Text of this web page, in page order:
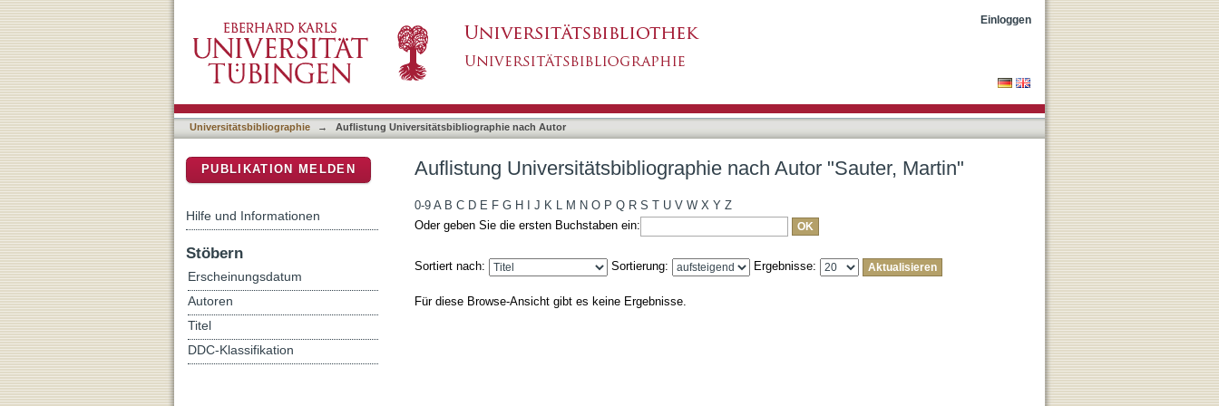
Einloggen
Universitätsbibliographie → Auflistung Universitätsbibliographie nach Autor
Auflistung Universitätsbibliographie nach Autor "Sauter, Martin"
0-9 A B C D E F G H J K L M N O P Q R S T U V W X Y Z
Oder geben Sie die ersten Buchstaben ein:
Sortiert nach: Sortierung: Ergebnisse:
Für diese Browse-Ansicht gibt es keine Ergebnisse.
PUBLIKATION MELDEN
Hilfe und Informationen
Stöbern
Erscheinungsdatum
Autoren
Titel
DDC-Klassifikation